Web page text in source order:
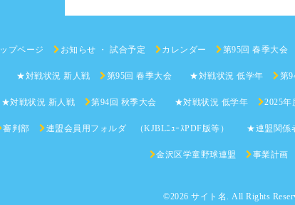
ップページ お知らせ ・ 試合予定 カレンダー 第95回 春季大
★対戦状況 新人戦 第95回 春季大会 ★対戦状況 低学年 第
戦状況 新人戦 第94回 秋季大会 ★対戦状況 低学年 2025年
審判部 連盟会員用フォルダ （KJBLﾆｭｰｽPDF版等） ★連盟関係
金沢区学童野球連盟 事業計画
©2026 サイト名 . All Rights